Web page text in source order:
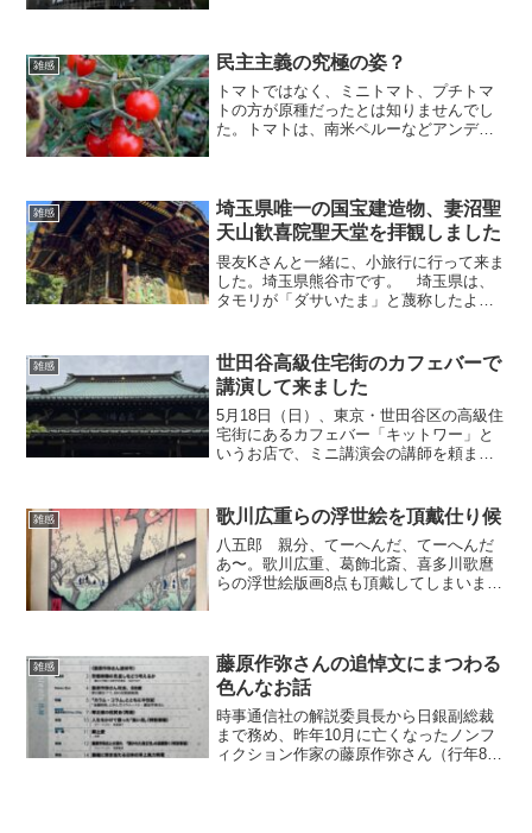
でしたが、昨日初めて...
雑感 民主主義の究極の姿？
トマトではなく、ミニトマト、プチトマ
トの方が原種だったとは知りませんでし
た。トマトは、南米ペルーなどアンデス
きさになったといいます。...
雑感
埼玉県唯一の国宝建造物、妻沼聖
天山歓喜院聖天堂を拝観しました
畏友Kさんと一緒に、小旅行に行って来ま
した。埼玉県熊谷市です。 埼玉県は、
タモリが「ダサいたま」と蔑称したよう
道府県魅力度ランキング」（ブランド総
合研究所）では、見事？...
雑感
世田谷高級住宅街のカフェバーで
講演して来ました
5月18日（日）、東京・世田谷区の高級住
宅街にあるカフェバー「キットワー」と
いうお店で、ミニ講演会の講師を頼ま
にあり、隠れ家的存在なので知る人ぞ知
るお店です。普通の人で...
雑感 歌川広重らの浮世絵を頂戴仕り候
八五郎 親分、てーへんだ、てーへんだ
あ〜。歌川広重、葛飾北斎、喜多川歌麿
らの浮世絵版画8点も頂戴してしまいまし
日乗録に「浮世絵が欲し...
雑感
藤原作弥さんの追悼文にまつわる
色んなお話
時事通信社の解説委員長から日銀副総裁
まで務め、昨年10月に亡くなったノンフ
ィクション作家の藤原作弥さん（行年88